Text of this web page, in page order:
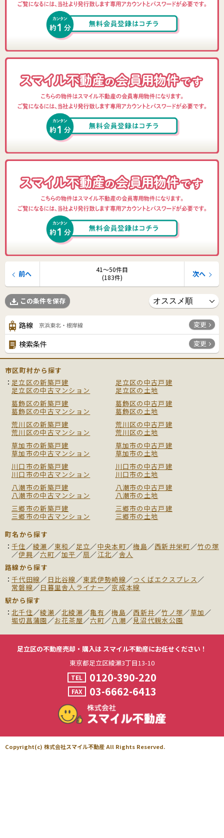
41〜50件目
(183件)
前へ 次へ
この条件を保存
路線 京浜東北・根岸線 変更
検索条件 変更
市区町村から探す
足立区の新築戸建
足立区の中古戸建
足立区の中古マンション
足立区の土地
葛飾区の新築戸建
葛飾区の中古戸建
葛飾区の中古マンション
葛飾区の土地
荒川区の新築戸建
荒川区の中古戸建
荒川区の中古マンション
荒川区の土地
草加市の新築戸建
草加市の中古戸建
草加市の中古マンション
草加市の土地
川口市の新築戸建
川口市の中古戸建
川口市の中古マンション
川口市の土地
八潮市の新築戸建
八潮市の中古戸建
八潮市の中古マンション
八潮市の土地
三郷市の新築戸建
三郷市の中古戸建
三郷市の中古マンション
三郷市の土地
町名から探す
千住／綾瀬／東和／足立／中央本町／梅島／西新井栄町／竹の塚
／伊興／六町／加平／扇／江北／舎人
路線から探す
千代田線／ 日比谷線／東武伊勢崎線／つくばエクスプレス／
常磐線／日暮里舎人ライナー／京成本線
駅から探す
北千住／綾瀬／北綾瀬／亀有／梅島／西新井／竹ノ塚／草加／
堀切菖蒲園／お花茶屋／六町／八潮／見沼代親水公園
足立区の不動産売却・購入は スマイル不動産にお任せください！
東京都足立区綾瀬3丁目13-10
TEL 0120-390-220
FAX 03-6662-6413
Copyright(c) 株式会社スマイル不動産 All Rights Reserved.